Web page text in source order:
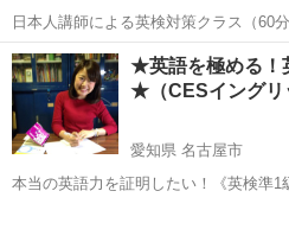
日本人講師による英検対策クラス（60
話クラス（50分）途中10分間のリフレ
分間の充実クラスです。 集中力も伸び
しや単語をしっかり学び、1...
愛知 名古屋市 英検
★英語を極める！
★（CESイングリ
愛知県 名古屋市
本当の英語力を証明したい！《英検準1